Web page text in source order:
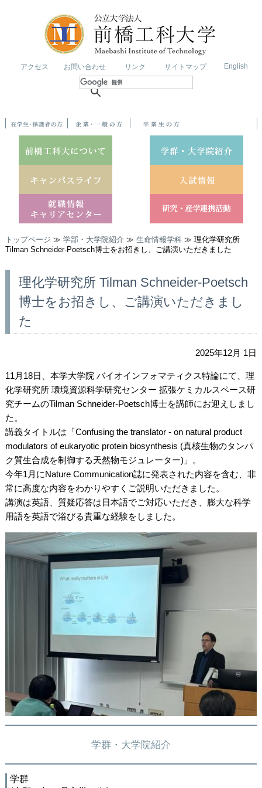
アクセス お問い合わせ リンク サイトマップ English
トップページ ≫ 学部・大学院紹介 ≫ 生命情報学科≫ 理化学研究所
Tilman Schneider-Poetsch博士をお招きし、ご講演いただきました
理化学研究所 Tilman Schneider-Poetsch
博士をお招きし、ご講演いただきまし
た
2025年12月 1日
11月18日、本学大学院 バイオインフォマティクス特論にて、理
化学研究所 環境資源科学研究センター 拡張ケミカルスペース研
究チームのTilman Schneider-Poetsch博士を講師にお迎えしまし
た。
講義タイトルは「Confusing the translator - on natural product
modulators of eukaryotic protein biosynthesis (真核生物のタンパ
ク質生合成を制御する天然物モジュレーター)」。
今年1月にNature Communication誌に発表された内容を含む、非
常に高度な内容をわかりやすくご説明いただきました。
講演は英語、質疑応答は日本語でご対応いただき、膨大な科学
用語を英語で浴びる貴重な経験をしました。
学群・大学院紹介
学群